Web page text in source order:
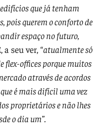
que já tenham
pois querem o conforto de
espaço no futuro,
a seu ver, “atualmente só
flex-offices porque muitos
através de acordos
é mais difícil uma vez
proprietários e não lhes
o dia um”.